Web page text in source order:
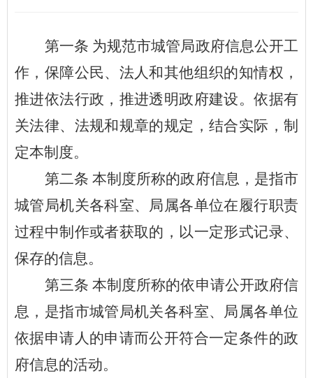
第一条 为规范市城管局政府信息公开工
作，保障公民、法人和其他组织的知情权，
推进依法行政，推进透明政府建设。依据有
关法律、法规和规章的规定，结合实际，制
定本制度。
第二条 本制度所称的政府信息，是指市
城管局机关各科室、局属各单位在履行职责
过程中制作或者获取的，以一定形式记录、
保存的信息。
第三条 本制度所称的依申请公开政府信
息，是指市城管局机关各科室、局属各单位
依据申请人的申请而公开符合一定条件的政
府信息的活动。